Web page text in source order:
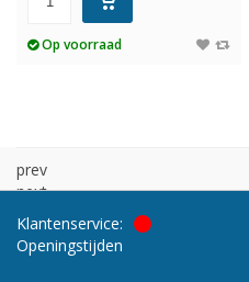
Op voorraad
prev
next
Klantenservice:
Openingstijden